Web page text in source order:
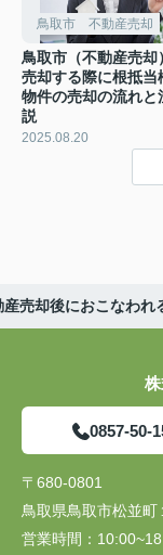
鳥取市 不動産売却
鳥取市（不動産売
売却する際に根抵当
物件の売却の流れと
説
2025.08.20
売却後におこなわれ
0857-50-
〒680-0801
鳥取県鳥取市松並町
営業時間：